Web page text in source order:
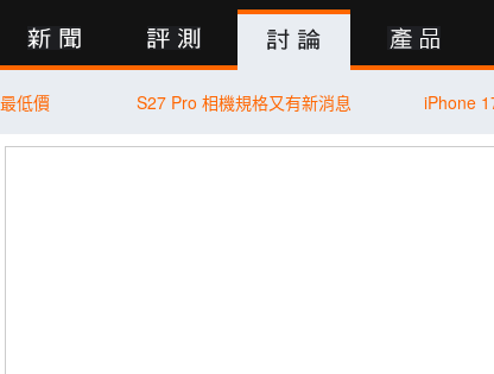
登入 行動版
低價 S27 Pro 相機規格又有新消息